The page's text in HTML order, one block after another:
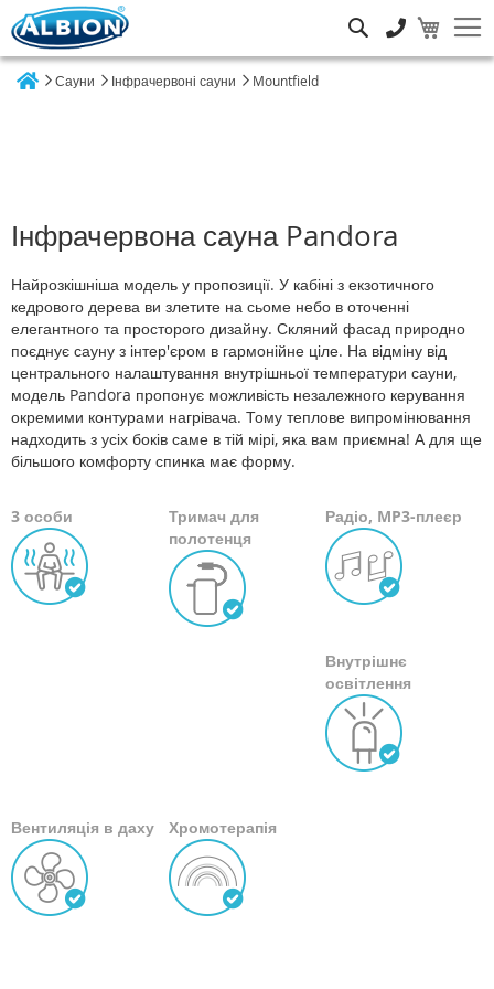
Сауни Інфрачервоні сауни Mountfield
Інфрачервона сауна Pandora
Найрозкішніша модель у пропозиції. У кабіні з екзотичного
кедрового дерева ви злетите на сьоме небо в оточенні
елегантного та просторого дизайну. Скляний фасад природно
поєднує сауну з інтер'єром в гармонійне ціле. На відміну від
центрального налаштування внутрішньої температури сауни,
модель Pandora пропонує можливість незалежного керування
окремими контурами нагрівача. Тому теплове випромінювання
надходить з усіх боків саме в тій мірі, яка вам приємна! А для ще
більшого комфорту спинка має форму.
3 особи
Тримач для
полотенця
Радіо, MP3-плеєр
Внутрішнє
освітлення
Вентиляція в даху Хромотерапія